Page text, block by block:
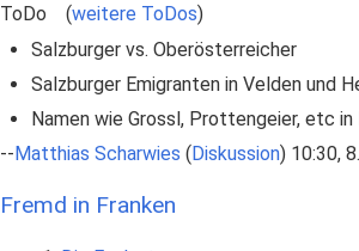
ToDo (weitere ToDos)
Salzburger vs. Oberösterreicher
Salzburger Emigranten in Velden und
Namen wie Grossl, Prottengeier, etc in
--Matthias Scharwies (Diskussion) 10:30,
Fremd in Franken